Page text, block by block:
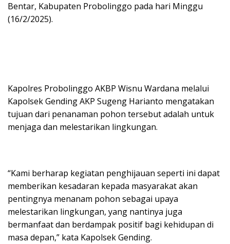
Bentar, Kabupaten Probolinggo pada hari Minggu
(16/2/2025).
Kapolres Probolinggo AKBP Wisnu Wardana melalui
Kapolsek Gending AKP Sugeng Harianto mengatakan
tujuan dari penanaman pohon tersebut adalah untuk
menjaga dan melestarikan lingkungan.
“Kami berharap kegiatan penghijauan seperti ini dapat
memberikan kesadaran kepada masyarakat akan
pentingnya menanam pohon sebagai upaya
melestarikan lingkungan, yang nantinya juga
bermanfaat dan berdampak positif bagi kehidupan di
masa depan,” kata Kapolsek Gending.